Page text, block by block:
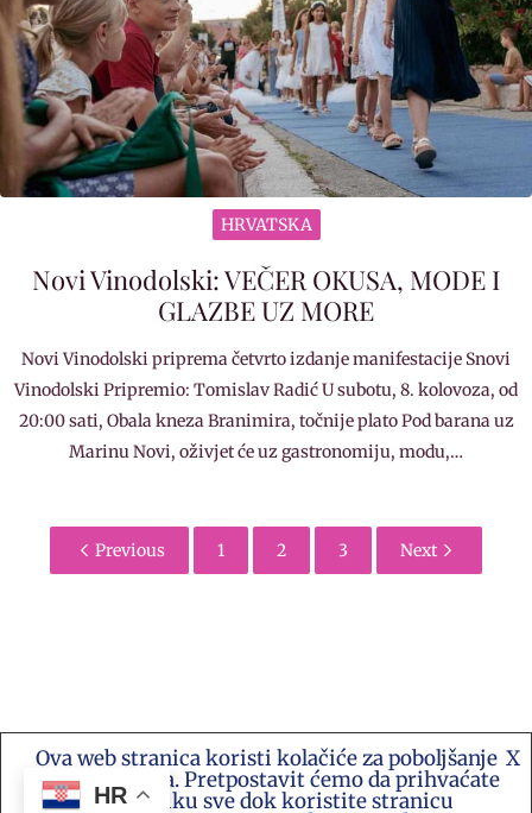
HRVATSKA
Novi Vinodolski: VEČER OKUSA, MODE I
GLAZBE UZ MORE
Novi Vinodolski priprema četvrto izdanje manifestacije Snovi
Vinodolski Pripremio: Tomislav Radić U subotu, 8. kolovoza, od
20:00 sati, Obala kneza Branimira, točnije plato Pod barana uz
Marinu Novi, oživjet će uz gastronomiju, modu,…
Previous 1 2 3 Next
Kontakt e-mail: akademija.art@gmail.com •
Akademija Art Zagreb • Hrvatska stranica za
umjetnost i sve druge vijesti te platforma suradnje
HR
Ova web stranica koristi kolačiće za poboljšanje
vašeg iskustva. Pretpostavit ćemo da prihvaćate
ovu politiku sve dok koristite stranicu
X